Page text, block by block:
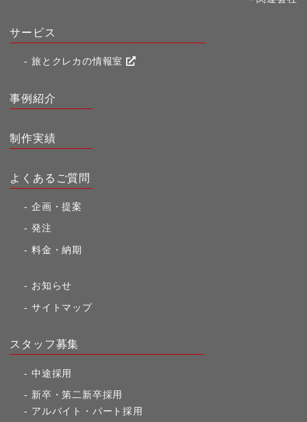
サービス
旅とクレカの情報室
事例紹介
制作実績
よくあるご質問
企画・提案
発注
料金・納期
お知らせ
サイトマップ
スタッフ募集
中途採用
新卒・第二新卒採用
アルバイト・パート採用